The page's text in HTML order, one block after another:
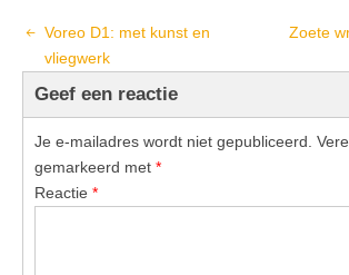
Voreo D1: met kunst en
vliegwerk
Zoete
Geef een reactie
Je e-mailadres wordt niet gepubliceerd.
gemarkeerd met *
Reactie *